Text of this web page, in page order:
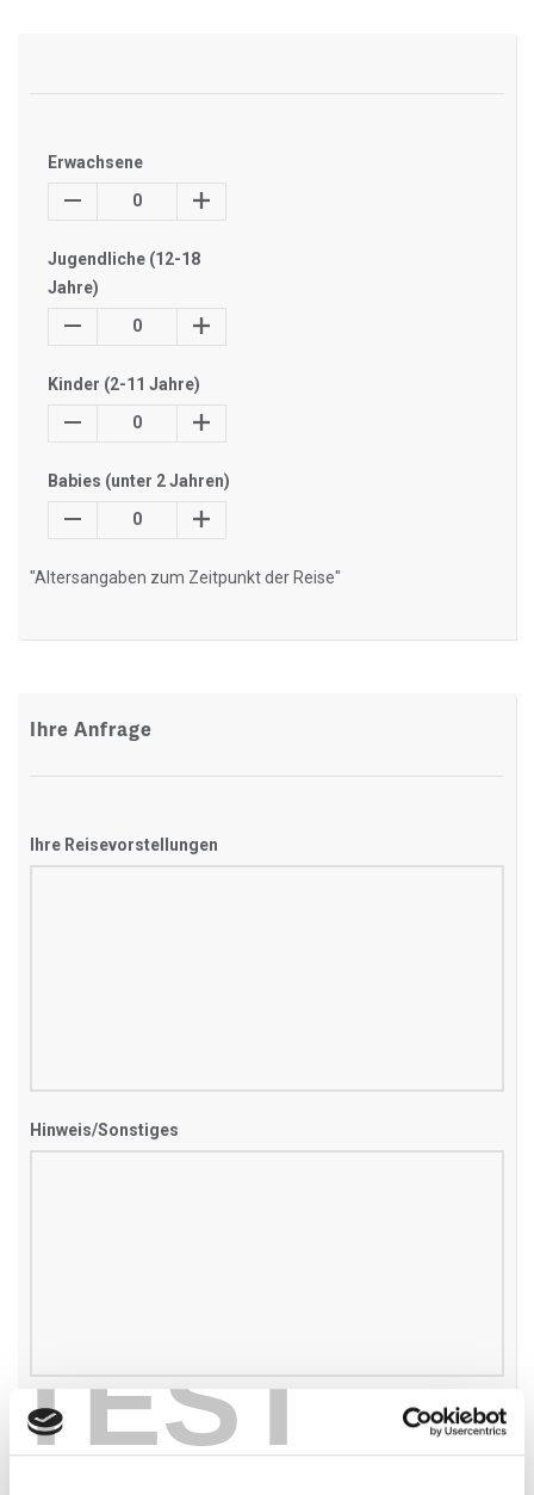
TEST
Erwachsene
0
Jugendliche (12-18
Jahre)
0
Kinder (2-11 Jahre)
0
Babies (unter 2 Jahren)
0
"Altersangaben zum Zeitpunkt der Reise"
Ihre Anfrage
Ihre Reisevorstellungen
Hinweis/Sonstiges